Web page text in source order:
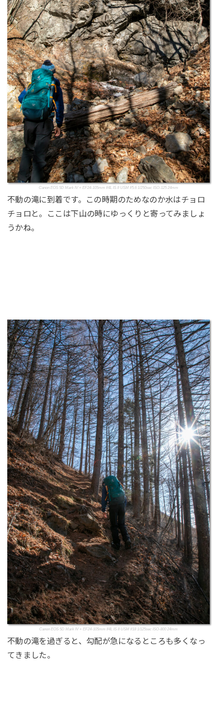
Canon EOS 5D Mark IV + EF24-105mm f/4L IS II USM f/5.6 1/250sec ISO-125 24mm
不動の滝に到着です。この時期のためなのか水はチョロ
チョロと。ここは下山の時にゆっくりと寄ってみましょ
うかね。
Canon EOS 5D Mark IV + EF24-105mm f/4L IS II USM f/18 1/125sec ISO-800 24mm
不動の滝を過ぎると、勾配が急になるところも多くなっ
てきました。